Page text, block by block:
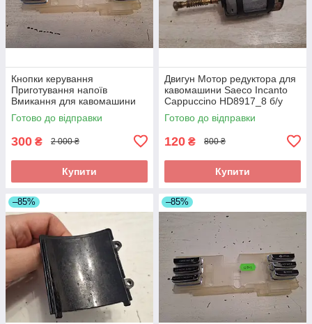
Кнопки керування
Приготування напоїв
Вмикання для кавомашини
Saeco Incanto Black HD8911
б/у
Готово до відправки
300 ₴ 2 000 ₴
Купити
Двигун Мотор редуктора для
кавомашини Saeco Incanto
Cappuccino HD8917_8 б/у
Готово до відправки
120 ₴ 800 ₴
Купити
–85% –85%